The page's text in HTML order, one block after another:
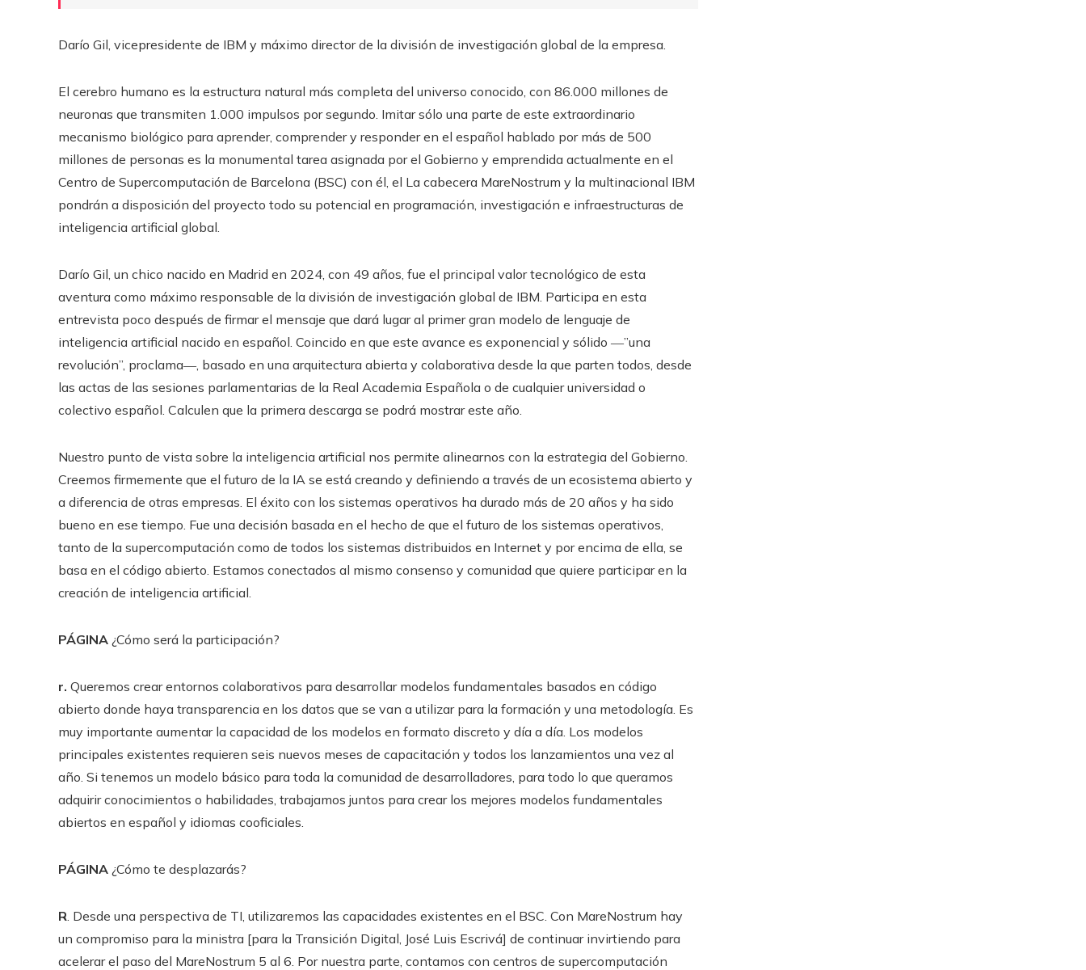
Darío Gil, vicepresidente de IBM y máximo director de la división de investigación global de la empresa.
El cerebro humano es la estructura natural más completa del universo conocido, con 86.000 millones de
neuronas que transmiten 1.000 impulsos por segundo. Imitar sólo una parte de este extraordinario
mecanismo biológico para aprender, comprender y responder en el español hablado por más de 500
millones de personas es la monumental tarea asignada por el Gobierno y emprendida actualmente en el
Centro de Supercomputación de Barcelona (BSC) con él, el La cabecera MareNostrum y la multinacional IBM
pondrán a disposición del proyecto todo su potencial en programación, investigación e infraestructuras de
inteligencia artificial global.
Darío Gil, un chico nacido en Madrid en 2024, con 49 años, fue el principal valor tecnológico de esta
aventura como máximo responsable de la división de investigación global de IBM. Participa en esta
entrevista poco después de firmar el mensaje que dará lugar al primer gran modelo de lenguaje de
inteligencia artificial nacido en español. Coincido en que este avance es exponencial y sólido ―”una
revolución”, proclama―, basado en una arquitectura abierta y colaborativa desde la que parten todos, desde
las actas de las sesiones parlamentarias de la Real Academia Española o de cualquier universidad o
colectivo español. Calculen que la primera descarga se podrá mostrar este año.
Nuestro punto de vista sobre la inteligencia artificial nos permite alinearnos con la estrategia del Gobierno.
Creemos firmemente que el futuro de la IA se está creando y definiendo a través de un ecosistema abierto y
a diferencia de otras empresas. El éxito con los sistemas operativos ha durado más de 20 años y ha sido
bueno en ese tiempo. Fue una decisión basada en el hecho de que el futuro de los sistemas operativos,
tanto de la supercomputación como de todos los sistemas distribuidos en Internet y por encima de ella, se
basa en el código abierto. Estamos conectados al mismo consenso y comunidad que quiere participar en la
creación de inteligencia artificial.
PÁGINA ¿Cómo será la participación?
r. Queremos crear entornos colaborativos para desarrollar modelos fundamentales basados ​​en código
abierto donde haya transparencia en los datos que se van a utilizar para la formación y una metodología. Es
muy importante aumentar la capacidad de los modelos en formato discreto y día a día. Los modelos
principales existentes requieren seis nuevos meses de capacitación y todos los lanzamientos una vez al
año. Si tenemos un modelo básico para toda la comunidad de desarrolladores, para todo lo que queramos
adquirir conocimientos o habilidades, trabajamos juntos para crear los mejores modelos fundamentales
abiertos en español y idiomas cooficiales.
PÁGINA ¿Cómo te desplazarás?
R. Desde una perspectiva de TI, utilizaremos las capacidades existentes en el BSC. Con MareNostrum hay
un compromiso para la ministra [para la Transición Digital, José Luis Escrivá] de continuar invirtiendo para
acelerar el paso del MareNostrum 5 al 6. Por nuestra parte, contamos con centros de supercomputación